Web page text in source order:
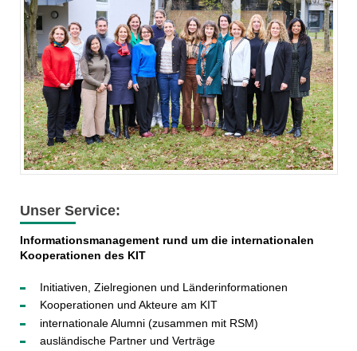
Unser Service:
Informationsmanagement rund um die internationalen
Kooperationen des KIT
Initiativen, Zielregionen und Länderinformationen
Kooperationen und Akteure am KIT
internationale Alumni (zusammen mit RSM)
ausländische Partner und Verträge